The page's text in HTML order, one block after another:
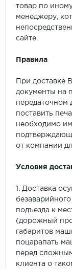
товар по
менеджеру,
сайте.
Правила
При доставке
документы на
поставить
необходимо
от компании
Условия
1. Доставка
подъезда к
(дорожный
габаритов
поцарапать
перед
клиента о